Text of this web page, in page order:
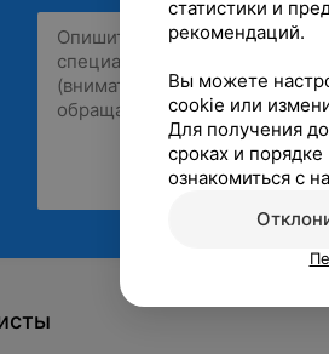
статистики и
рекомендаций.
Вы можете
cookie или
Для получения
сроках и
ознакомиться с